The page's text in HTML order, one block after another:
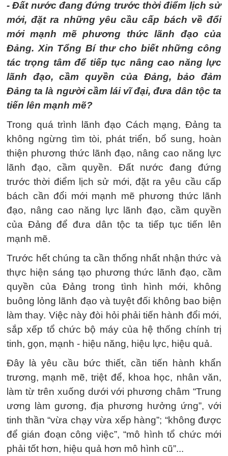
- Đất nước đang đứng trước thời điểm lịch sử
mới, đặt ra những yêu cầu cấp bách về đổi
mới mạnh mẽ phương thức lãnh đạo của
Đảng. Xin Tổng Bí thư cho biết những công
tác trọng tâm để tiếp tục nâng cao năng lực
lãnh đạo, cầm quyền của Đảng, bảo đảm
Đảng ta là người cầm lái vĩ đại, đưa dân tộc ta
tiến lên mạnh mẽ?
Trong quá trình lãnh đạo Cách mạng, Đảng ta
không ngừng tìm tòi, phát triển, bổ sung, hoàn
thiện phương thức lãnh đạo, nâng cao năng lực
lãnh đạo, cầm quyền. Đất nước đang đứng
trước thời điểm lịch sử mới, đặt ra yêu cầu cấp
bách cần đổi mới mạnh mẽ phương thức lãnh
đạo, nâng cao năng lực lãnh đạo, cầm quyền
của Đảng để đưa dân tộc ta tiếp tục tiến lên
mạnh mẽ.
Trước hết chúng ta cần thống nhất nhận thức và
thực hiện sáng tạo phương thức lãnh đạo, cầm
quyền của Đảng trong tình hình mới, không
buông lỏng lãnh đạo và tuyệt đối không bao biện
làm thay. Việc này đòi hỏi phải tiến hành đổi mới,
sắp xếp tổ chức bộ máy của hệ thống chính trị
tinh, gọn, mạnh - hiệu năng, hiệu lực, hiệu quả.
Đây là yêu cầu bức thiết, cần tiến hành khẩn
trương, mạnh mẽ, triệt để, khoa học, nhân văn,
làm từ trên xuống dưới với phương châm “Trung
ương làm gương, địa phương hưởng ứng”, với
tinh thần “vừa chạy vừa xếp hàng”; “không được
để gián đoạn công việc”, “mô hình tổ chức mới
phải tốt hơn, hiệu quả hơn mô hình cũ”...